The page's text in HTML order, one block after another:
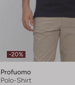
-20%
Profuomo
Polo-Shirt